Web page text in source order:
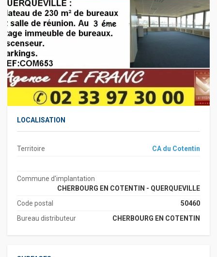
LOCALISATION
Territoire CA du Cotentin
Commune d'implantation
CHERBOURG EN COTENTIN - QUERQUEVILLE
Code postal
50460
Bureau distributeur
CHERBOURG EN COTENTIN